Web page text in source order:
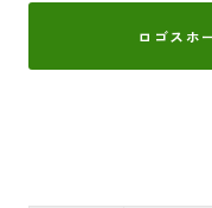
ロゴスホ